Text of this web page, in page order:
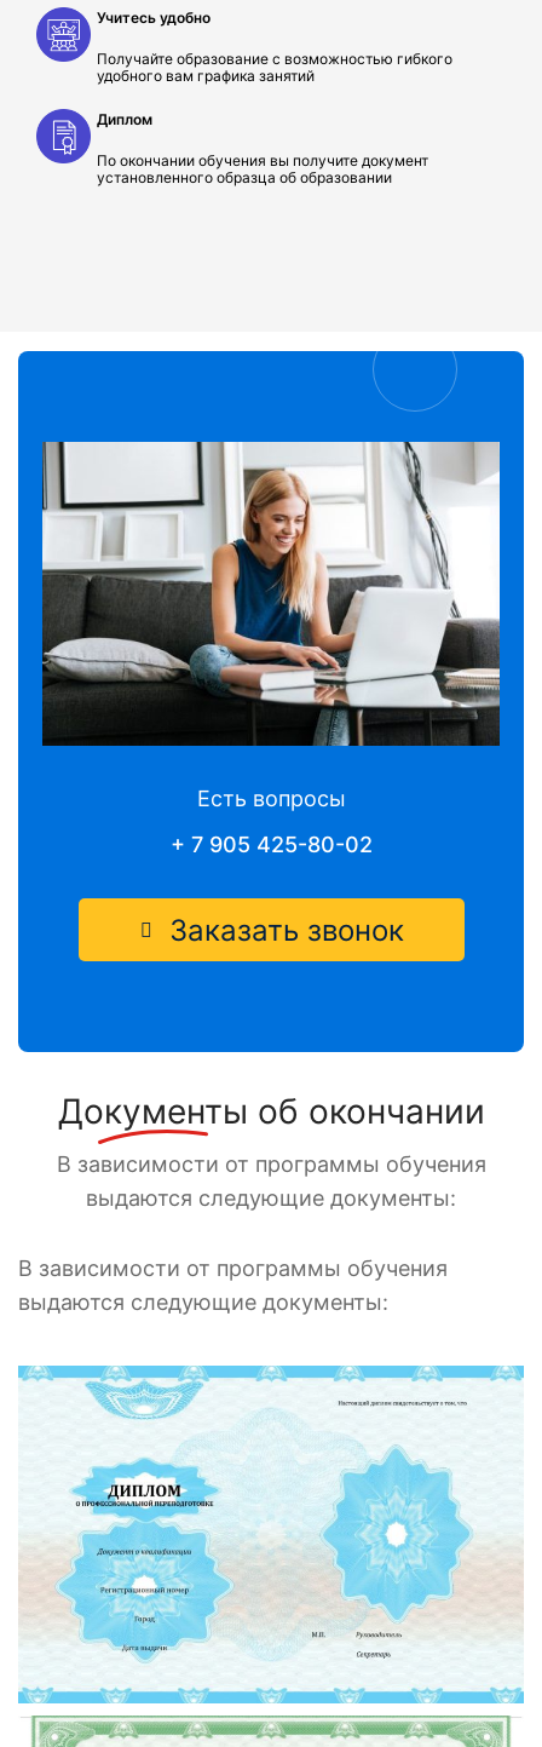
Учитесь удобно
Получайте образование с возможностью гибкого
удобного вам графика занятий
Диплом
По окончании обучения вы получите документ
установленного образца об образовании
Есть вопросы
+ 7 905 425-80-02
Заказать звонок
Документы об окончании
В зависимости от программы обучения
выдаются следующие документы:
В зависимости от программы обучения
выдаются следующие документы: